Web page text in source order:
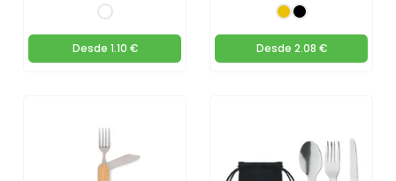
Desde 1.10 € Desde 2.08 €